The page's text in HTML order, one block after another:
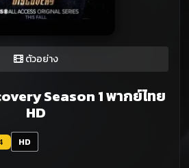
ตัวอย่าง
Season 1 พากย์ไทย
HD
HD